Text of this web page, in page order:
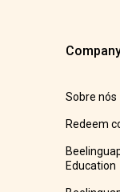
Sobre nós
Redeem
Education